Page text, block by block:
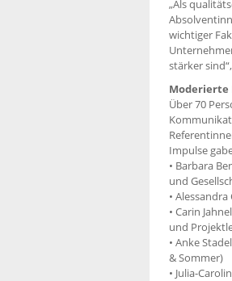
„Als
wichtiger
stärker
Moderierte
Über 70
Impulse
• Barbara
und
•
• Carin
und
• Anke
& Sommer)
• Julia-